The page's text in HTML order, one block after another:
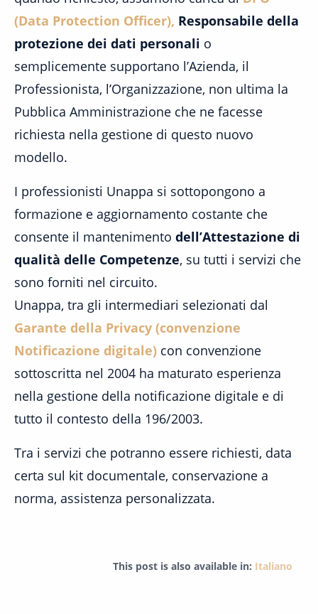
(Data Protection Officer), Responsabile della
protezione dei dati personali o
semplicemente supportano l’Azienda, il
Professionista, l’Organizzazione, non ultima la
Pubblica Amministrazione che ne facesse
richiesta nella gestione di questo nuovo
modello.
I professionisti Unappa si sottopongono a
formazione e aggiornamento costante che
consente il mantenimento dell’Attestazione di
qualità delle Competenze, su tutti i servizi che
sono forniti nel circuito.
Unappa, tra gli intermediari selezionati dal
Garante della Privacy (convenzione
Notificazione digitale) con convenzione
sottoscritta nel 2004 ha maturato esperienza
nella gestione della notificazione digitale e di
tutto il contesto della 196/2003.
Tra i servizi che potranno essere richiesti, data
certa sul kit documentale, conservazione a
norma, assistenza personalizzata.
This post is also available in: Italiano